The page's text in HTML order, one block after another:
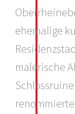
ehemalige
malerische